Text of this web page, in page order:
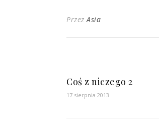
PrzezAsia
Coś z niczego 2
17 sierpnia 2013